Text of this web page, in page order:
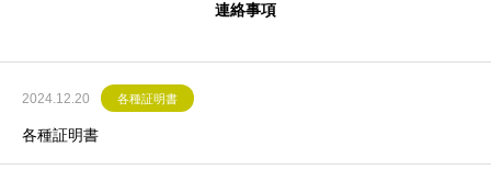
連絡事項
2024.12.20 各種証明書
各種証明書